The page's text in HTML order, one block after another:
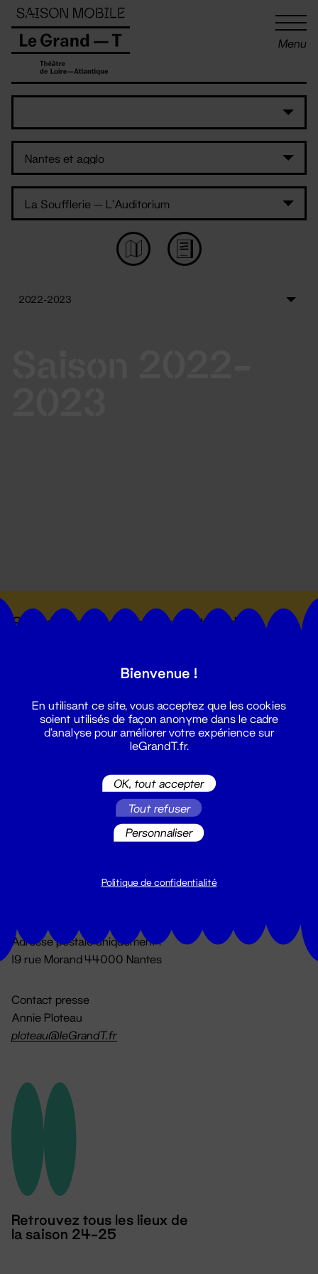
Menu
Suivez toutes les actualités du
Du lundi au vendredi 14h → 18h
Adresse postale uniquement :
19 rue Morand 44000 Nantes
Contact presse
Annie Ploteau
ploteau@leGrandT.fr
Retrouvez tous les lieux de
la saison 24-25
Panneau de gestion des cookies
Bienvenue !
En utilisant ce site, vous acceptez que les cookies
soient utilisés de façon anonyme dans le cadre
d'analyse pour améliorer votre expérience sur
leGrandT.fr.
OK, tout accepter
Tout refuser
Personnaliser
Politique de confidentialité